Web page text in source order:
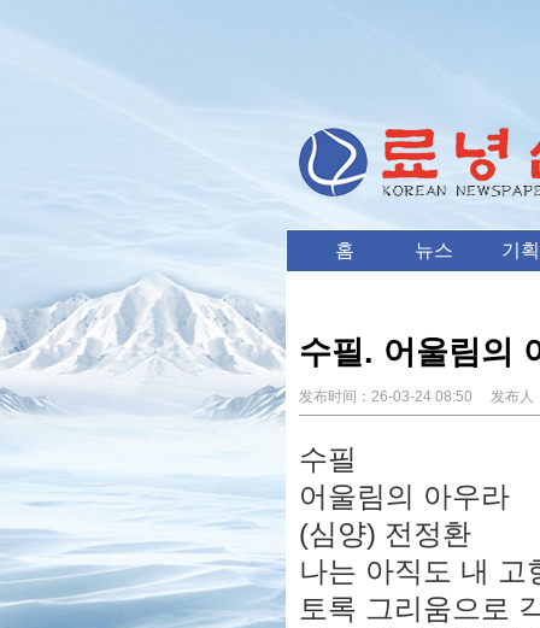
홈 뉴스 기획
수필. 어울림의
发布时间： 26-03-24 08:50 发布人
수필
어울림의 아우라
(심양) 전정환
나는 아직도 내
토록 그리움으로